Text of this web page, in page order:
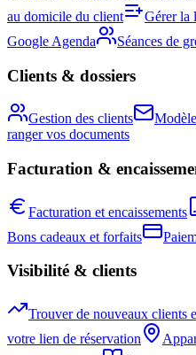
au domicile du client
Gérer la
Google Agenda
Séances de
Clients & dossiers
Gestion des clients
ranger vos documents
Facturation &
Facturation et encaissements
Bons cadeaux et forfaits
Visibilité & clients
Trouver de nouveaux clients
votre lien de réservation